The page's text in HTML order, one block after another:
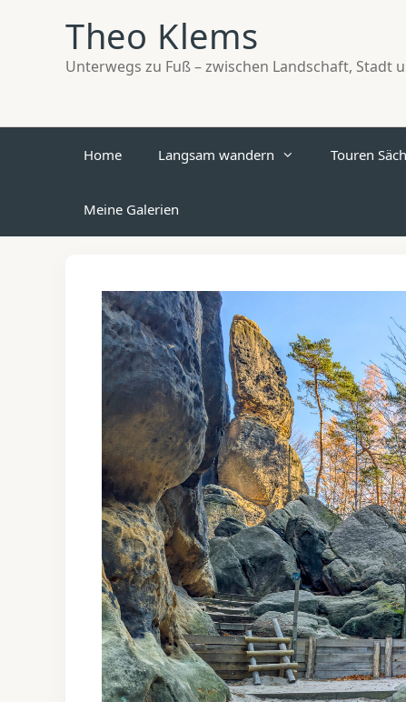
Theo Klems
Unterwegs zu Fuß – zwischen Landschaft, Stadt
Home Langsam wandern Touren
Meine Galerien